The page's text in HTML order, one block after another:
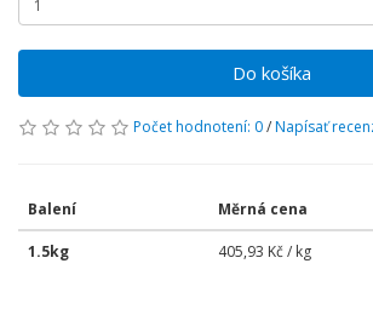
Do košíka
Počet hodnotení: 0/Napísať
Balení Měrná cena
1.5kg 405,93 Kč / kg